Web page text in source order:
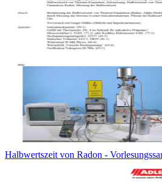
Halbwertszeit von Radon -